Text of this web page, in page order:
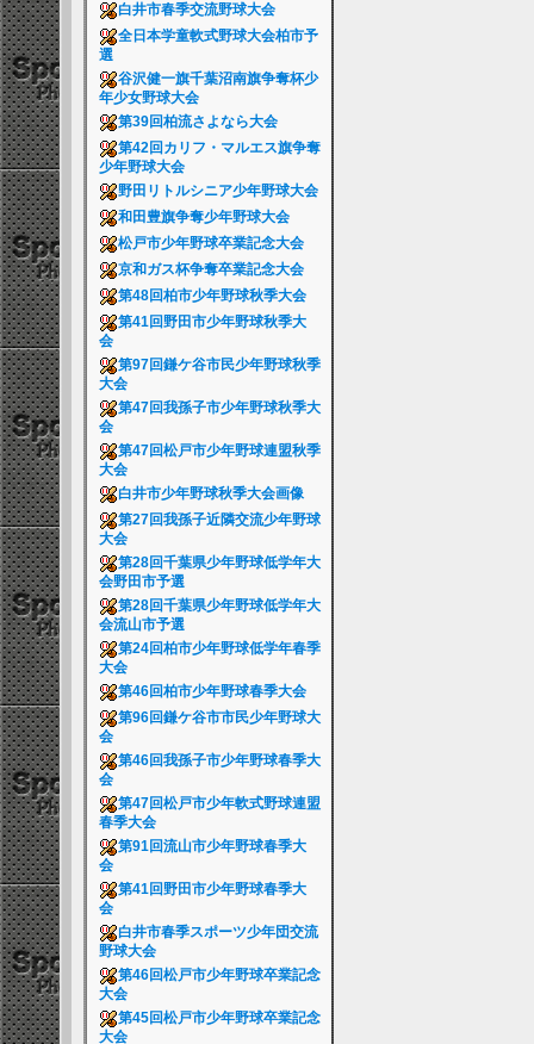
白井市春季交流野球大会
全日本学童軟式野球大会柏市予
選
谷沢健一旗千葉沼南旗争奪杯少
年少女野球大会
第39回柏流さよなら大会
第42回カリフ・マルエス旗争奪
少年野球大会
野田リトルシニア少年野球大会
和田豊旗争奪少年野球大会
松戸市少年野球卒業記念大会
京和ガス杯争奪卒業記念大会
第48回柏市少年野球秋季大会
第41回野田市少年野球秋季大
会
第97回鎌ケ谷市民少年野球秋季
大会
第47回我孫子市少年野球秋季大
会
第47回松戸市少年野球連盟秋季
大会
白井市少年野球秋季大会画像
第27回我孫子近隣交流少年野球
大会
第28回千葉県少年野球低学年大
会野田市予選
第28回千葉県少年野球低学年大
会流山市予選
第24回柏市少年野球低学年春季
大会
第46回柏市少年野球春季大会
第96回鎌ケ谷市市民少年野球大
会
第46回我孫子市少年野球春季大
会
第47回松戸市少年軟式野球連盟
春季大会
第91回流山市少年野球春季大
会
第41回野田市少年野球春季大
会
白井市春季スポーツ少年団交流
野球大会
第46回松戸市少年野球卒業記念
大会
第45回松戸市少年野球卒業記念
大会